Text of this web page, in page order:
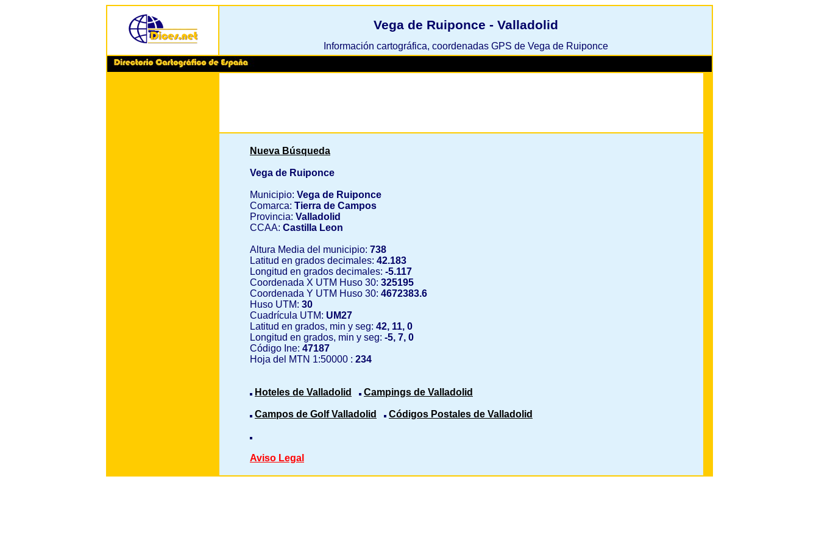
Vega de Ruiponce - Valladolid
Información cartográfica, coordenadas GPS de Vega de Ruiponce
Nueva Búsqueda
Vega de Ruiponce
Municipio: Vega de Ruiponce
Comarca: Tierra de Campos
Provincia: Valladolid
CCAA: Castilla Leon
Altura Media del municipio: 738
Latitud en grados decimales: 42.183
Longitud en grados decimales: -5.117
Coordenada X UTM Huso 30: 325195
Coordenada Y UTM Huso 30: 4672383.6
Huso UTM: 30
Cuadrícula UTM: UM27
Latitud en grados, min y seg: 42, 11, 0
Longitud en grados, min y seg: -5, 7, 0
Código Ine: 47187
Hoja del MTN 1:50000 : 234
Hoteles de Valladolid Campings de Valladolid
Campos de Golf Valladolid Códigos Postales de Valladolid
Aviso Legal